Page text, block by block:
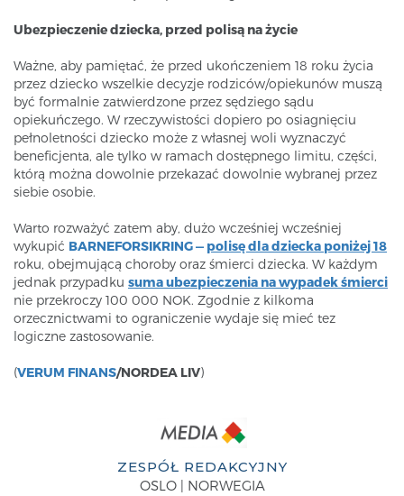
Ubezpieczenie dziecka, przed polisą na życie
Ważne, aby pamiętać, że przed ukończeniem 18 roku życia
przez dziecko wszelkie decyzje rodziców/opiekunów muszą
być formalnie zatwierdzone przez sędziego sądu
opiekuńczego. W rzeczywistości dopiero po osiagnięciu
pełnoletności dziecko może z własnej woli wyznaczyć
beneficjenta, ale tylko w ramach dostępnego limitu, części,
którą można dowolnie przekazać dowolnie wybranej przez
siebie osobie.
Warto rozważyć zatem aby, dużo wcześniej wcześniej
wykupić BARNEFORSIKRING — polisę dla dziecka poniżej 18
roku, obejmującą choroby oraz śmierci dziecka. W każdym
jednak przypadku suma ubezpieczenia na wypadek śmierci
nie przekroczy 100 000 NOK. Zgodnie z kilkoma
orzecznictwami to ograniczenie wydaje się mieć tez
logiczne zastosowanie.
(VERUM FINANS/NORDEA LIV)
ZESPÓŁ REDAKCYJNY
OSLO | NORWEGIA